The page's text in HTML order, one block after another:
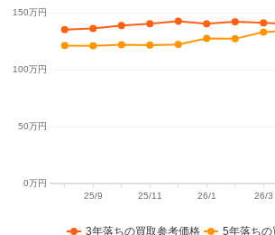
3年落ちの買取参考価格 5年落ちの